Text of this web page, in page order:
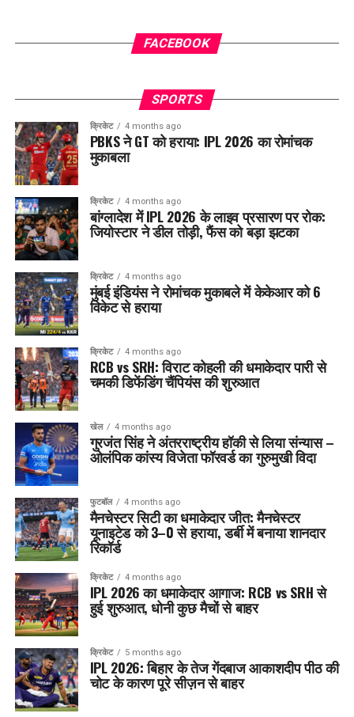
FACEBOOK
SPORTS
क्रिकेट 4 months ago
PBKS ने GT को हराया: IPL 2026 का रोमांचक
मुकाबला
क्रिकेट 4 months ago
बांग्लादेश में IPL 2026 के लाइव प्रसारण पर रोक:
जियोस्टार ने डील तोड़ी, फैंस को बड़ा झटका
क्रिकेट 4 months ago
मुंबई इंडियंस ने रोमांचक मुकाबले में केकेआर को 6
विकेट से हराया
क्रिकेट 4 months ago
RCB vs SRH: विराट कोहली की धमाकेदार पारी से
चमकी डिफेंडिंग चैंपियंस की शुरुआत
खेल 4 months ago
गुरजंत सिंह ने अंतरराष्ट्रीय हॉकी से लिया संन्यास –
ओलंपिक कांस्य विजेता फॉरवर्ड का गुरुमुखी विदा
फुटबॉल 4 months ago
मैनचेस्टर सिटी का धमाकेदार जीत: मैनचेस्टर
यूनाइटेड को 3–0 से हराया, डर्बी में बनाया शानदार
रिकॉर्ड
क्रिकेट 4 months ago
IPL 2026 का धमाकेदार आगाज: RCB vs SRH से
हुई शुरुआत, धोनी कुछ मैचों से बाहर
क्रिकेट 5 months ago
IPL 2026: बिहार के तेज गेंदबाज आकाशदीप पीठ की
चोट के कारण पूरे सीज़न से बाहर